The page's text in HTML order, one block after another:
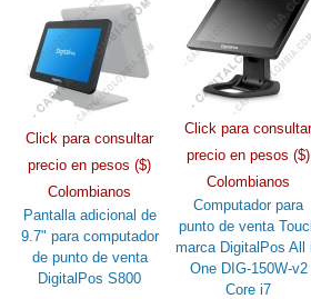
Click para consultar
precio en pesos ($)
Colombianos
Pantalla adicional de
9.7" para computador
de punto de venta
DigitalPos S800
Click para
precio en pesos ($)
Colombianos
Computador para
punto de venta
marca DigitalPos All
One DIG-150W-v2
Core i7